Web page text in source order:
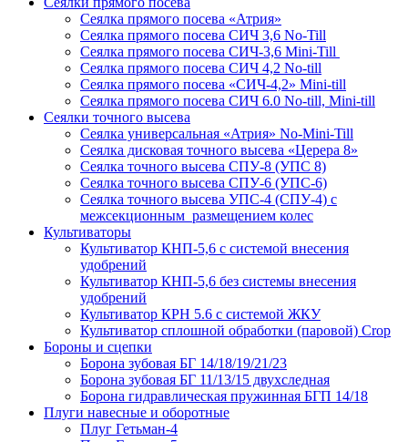
Сеялка прямого посева «Атрия»
Сеялка прямого посева СИЧ 3,6 No-Till
Сеялка прямого посева СИЧ-3,6 Mini-Till
Сеялка прямого посева СИЧ 4,2 No-till
Сеялка прямого посева «СИЧ-4,2» Mini-till
Сеялка прямого посева СИЧ 6.0 No-till, Mini-till
Сеялки точного высева
Сеялка универсальная «Атрия» No-Mini-Till
Сеялка дисковая точного высева «Церера 8»
Сеялка точного высева СПУ-8 (УПС 8)
Сеялка точного высева СПУ-6 (УПС-6)
Сеялка точного высева УПС-4 (СПУ-4) с
межсекционным размещением колес
Культиваторы
Культиватор КНП-5,6 с системой внесения
удобрений
Культиватор КНП-5,6 без системы внесения
удобрений
Культиватор КРН 5.6 с системой ЖКУ
Культиватор сплошной обработки (паровой) Crop
Бороны и сцепки
Борона зубовая БГ 14/18/19/21/23
Борона зубовая БГ 11/13/15 двухследная
Борона гидравлическая пружинная БГП 14/18
Плуги навесные и оборотные
Плуг Гетьман-4